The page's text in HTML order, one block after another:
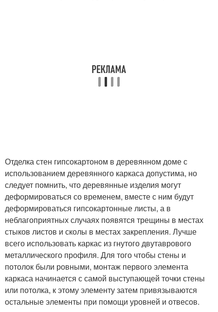
Отделка стен гипсокартоном в деревянном доме с
использованием деревянного каркаса допустима, но
следует помнить, что деревянные изделия могут
деформироваться со временем, вместе с ним будут
деформироваться гипсокартонные листы, а в
неблагоприятных случаях появятся трещины в местах
стыков листов и сколы в местах закрепления. Лучше
всего использовать каркас из гнутого двутаврового
металлического профиля. Для того чтобы стены и
потолок были ровными, монтаж первого элемента
каркаса начинается с самой выступающей точки стены
или потолка, к этому элементу затем привязываются
остальные элементы при помощи уровней и отвесов.